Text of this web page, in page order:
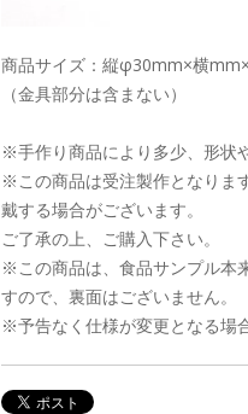
商品サイズ：縦φ30mm×横
（金具部分は含まない）
※手作り商品により多少、形状
※この商品は受注製作となりま
戴する場合がございます。
ご了承の上、ご購入下さい。
※この商品は、食品サンプル本
すので、裏面はございません。
※予告なく仕様が変更となる場